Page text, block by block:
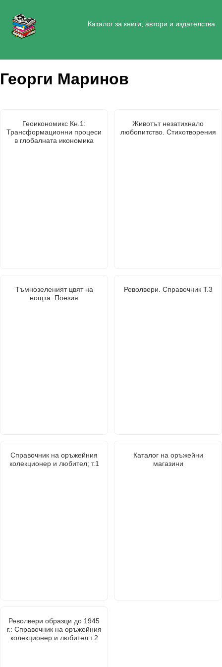
Каталог за книги, автори и издателства
Георги Маринов
Геоикономикс Кн.1:
Трансформационни процеси
в глобалната икономика
Животът незатихнало
любопитство. Стихотворения
Тъмнозеленият цвят на
нощта. Поезия
Револвери. Справочник Т.3
Справочник на оръжейния
колекционер и любител; т.1
Каталог на оръжейни
магазини
Револвери образци до 1945
г.: Справочник на оръжейния
колекционер и любител т.2